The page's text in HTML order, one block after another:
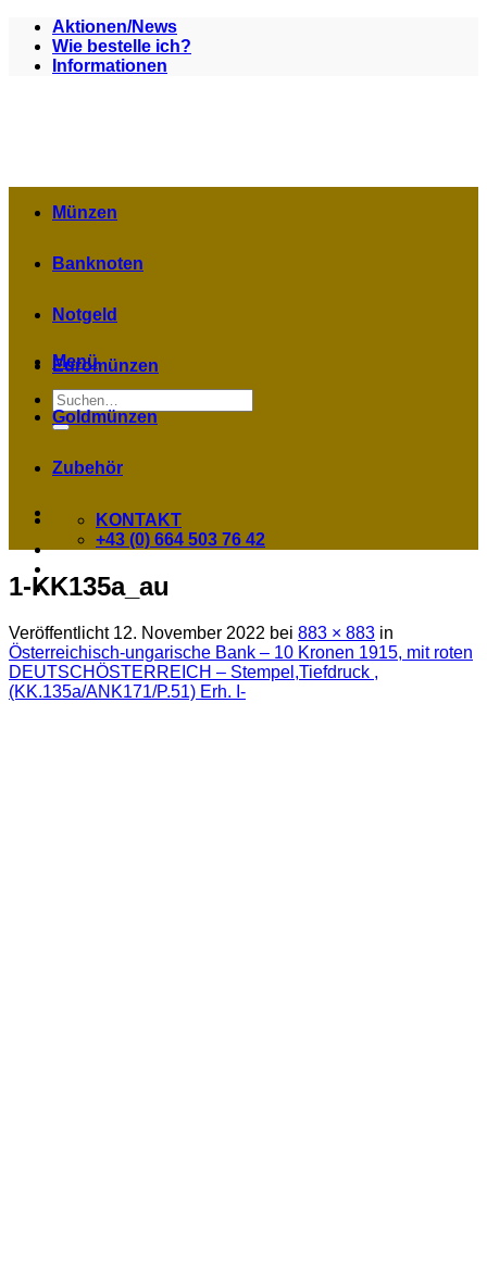
Zum
Inhalt
springen
Aktionen/News
Wie bestelle ich?
Informationen
Menü
Suchen
nach:
Münzen
Banknoten
Notgeld
Euromünzen
Goldmünzen
Zubehör
KONTAKT
+43 (0) 664 503 76 42
1-KK135a_au
Veröffentlicht 12. November 2022 bei 883 × 883 in
Österreichisch-ungarische Bank – 10 Kronen 1915, mit roten
DEUTSCHÖSTERREICH – Stempel,Tiefdruck ,
(KK.135a/ANK171/P.51) Erh. I-